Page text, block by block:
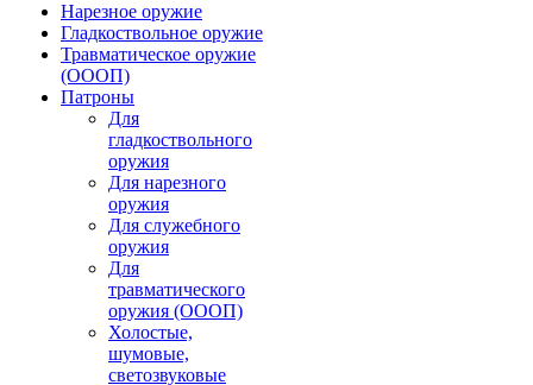
Нарезное оружие
Гладкоствольное оружие
Травматическое оружие
(ОООП)
Патроны
Для
гладкоствольного
оружия
Для нарезного
оружия
Для служебного
оружия
Для
травматического
оружия (ОООП)
Холостые,
шумовые,
светозвуковые